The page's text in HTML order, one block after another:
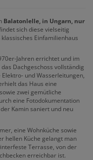
Balatonlelle, in Ungarn, nur
sich diese vielseitig
Einfamilienhaus
Jahren errichtet und im
Dachgeschoss vollständig
und Wasserleitungen,
das Haus eine
zwei gemütliche
eine Fotodokumentation
Kamin saniert und neu
eine Wohnküche sowie
hellen Küche gelangt man
Terrasse, von der
erreichbar ist.